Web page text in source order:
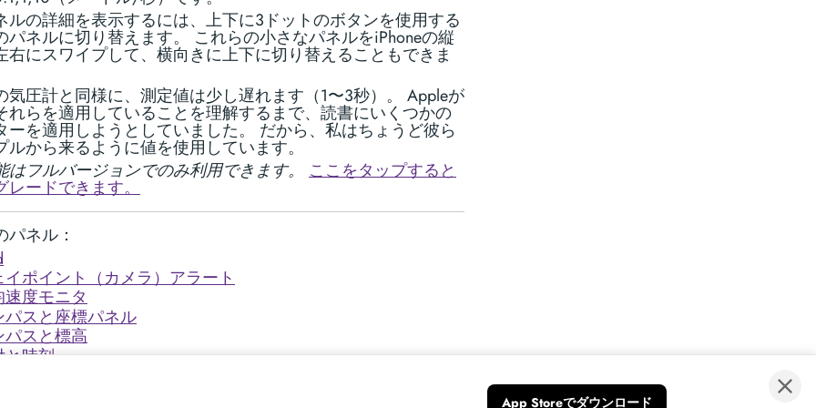
ルの詳細を表示するには、上下に3ドットのボタンを使用する
パネルに切り替えます。 これらの小さなパネルをiPhoneの縦
右にスワイプして、横向きに上下に切り替えることもできま
気圧計と同様に、測定値は少し遅れます（1〜3秒）。 Appleが
れらを適用していることを理解するまで、読書にいくつかの
ーを適用しようとしていました。 だから、私はちょうど彼ら
ルから来るように値を使用しています。
はフルバージョンでのみ利用できます。
ここをタップすると
レードできます。
パネル：
イポイント（カメラ）アラート
速度モニタ
パスと座標パネル
パスと標高
と時刻